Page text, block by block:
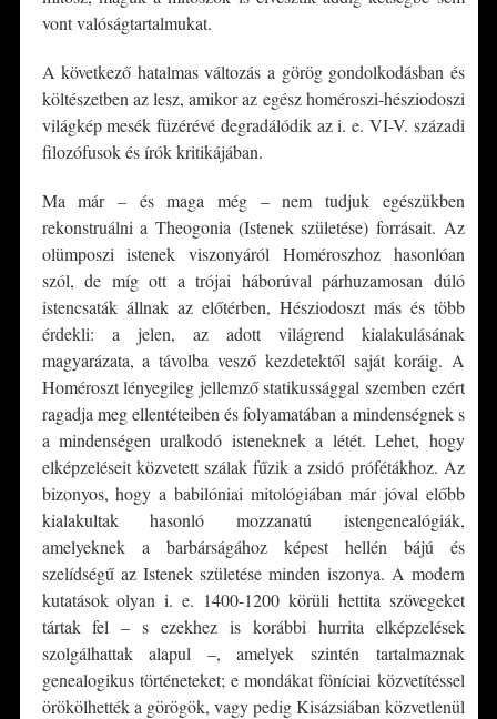
vont valóságtartalmukat.
A következő hatalmas változás a görög gondolkodásban és
költészetben az lesz, amikor az egész homéroszi-hésziodoszi
világkép mesék füzérévé degradálódik az i. e. VI-V. századi
filozófusok és írók kritikájában.
Ma már – és maga még – nem tudjuk egészükben
rekonstruálni a Theogonia (Istenek születése) forrásait. Az
olümposzi istenek viszonyáról Homéroszhoz hasonlóan
szól, de míg ott a trójai háborúval párhuzamosan dúló
istencsaták állnak az előtérben, Hésziodoszt más és több
érdekli: a jelen, az adott világrend kialakulásának
magyarázata, a távolba vesző kezdetektől saját koráig. A
Homéroszt lényegileg jellemző statikussággal szemben ezért
ragadja meg ellentéteiben és folyamatában a mindenségnek s
a mindenségen uralkodó isteneknek a létét. Lehet, hogy
elképzeléseit közvetett szálak fűzik a zsidó prófétákhoz. Az
bizonyos, hogy a babilóniai mitológiában már jóval előbb
kialakultak hasonló mozzanatú istengenealógiák,
amelyeknek a barbárságához képest hellén bájú és
szelídségű az Istenek születése minden iszonya. A modern
kutatások olyan i. e. 1400-1200 körüli hettita szövegeket
tártak fel – s ezekhez is korábbi hurrita elképzelések
szolgálhattak alapul –, amelyek szintén tartalmaznak
genealogikus történeteket; e mondákat föníciai közvetítéssel
örökölhették a görögök, vagy pedig Kisázsiában közvetlenül